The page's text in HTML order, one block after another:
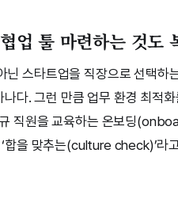
업 툴 마련하는 것도
닌 스타트업을 직장으로 선택하
나다. 그런 만큼 업무 환경 최적
직원을 교육하는 온보딩
합을 맞추는(culture check)’라